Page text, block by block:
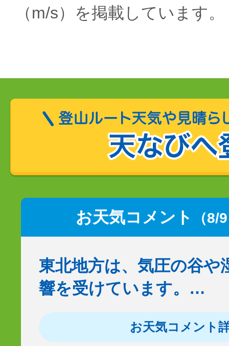
（m/s）を掲載しています。
お天気コメント （8/
東北地方は、気圧の谷や
響を受けています。…
お天気コメント